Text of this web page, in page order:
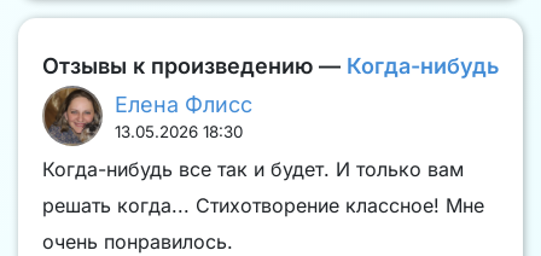
Отзывы к произведению — Когда-нибудь
Елена Флисс
13.05.2026 18:30
Когда-нибудь все так и будет. И только вам
решать когда... Стихотворение классное! Мне
очень понравилось.